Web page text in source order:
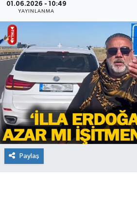
01.06.2026 - 10:49
YAYINLANMA
Paylaş